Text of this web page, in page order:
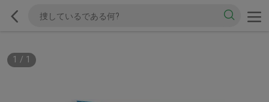
1 / 1